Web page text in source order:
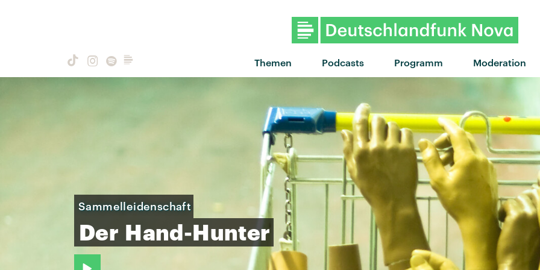
Themen Podcasts Programm Moderation
"Red Moon" von Tom
Sammelleidenschaft
Der Hand-Hunter